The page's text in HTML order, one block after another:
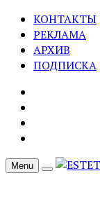
КОНТАКТЫ
РЕКЛАМА
АРХИВ
ПОДПИСКА
Menu